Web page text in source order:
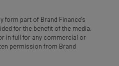
form part of Brand Finance's
for the benefit of the media,
in full for any commercial or
permission from Brand